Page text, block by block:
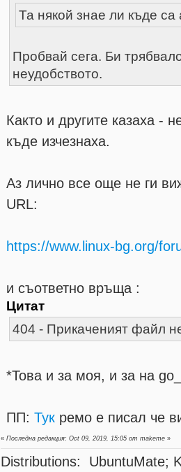
Та някой знае ли къде са
Пробвай сега. Би
неудобството.
Както и другите казаха -
къде изчезнаха.
Аз лично все още не ги
URL:
https://www.linux-bg.org/
и съответно връща :
Цитат
404 - Прикаченият файл
*Това и за моя, и за на
ПП:Тук ремо е писал че
«Последна редакция: Oct 09, 2019, 15:05 от makeme »
Distributions: UbuntuMate;